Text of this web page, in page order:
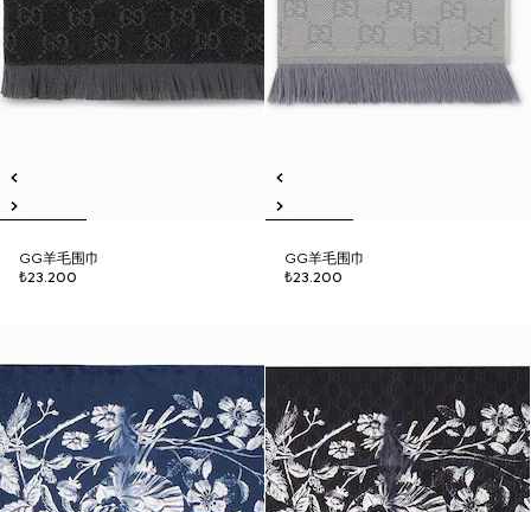
GG羊毛围巾
₺23.200
GG羊毛围巾
₺23.200